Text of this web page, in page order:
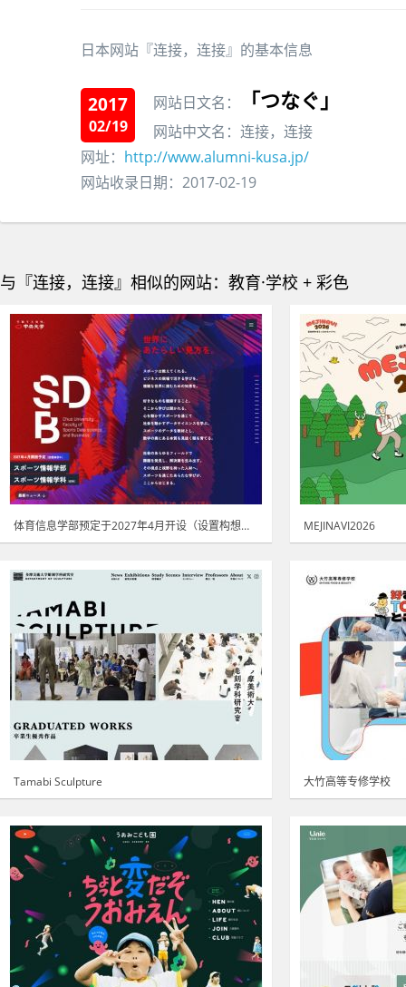
日本网站『连接，连接』的基本信息
2017
02/19
网站日文名： 「つなぐ」
网站中文名：连接，连接
网址： http://www.alumni-kusa.jp/
网站收录日期：2017-02-19
与『连接，连接』相似的网站：教育·学校 + 彩色
体育信息学部预定于2027年4月开设（设置构想中） MEJINAVI2026
Tamabi Sculpture 大竹高等专修学校